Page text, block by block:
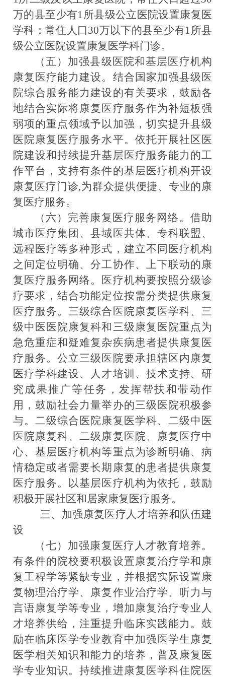
万的县至少有1所县级公立医院设置康复医
学科；常住人口30万以下的县至少有1所县
级公立医院设置康复医学科门诊。
（五）加强县级医院和基层医疗机构
康复医疗能力建设。 结合国家加强县级医
院综合服务能力建设的有关要求，鼓励各
地结合实际将康复医疗服务作为补短板强
弱项的重点领域予以加强，切实提升县级
医院康复医疗服务水平。依托开展社区医
院建设和持续提升基层医疗服务能力的工
作平台，支持有条件的基层医疗机构开设
康复医疗门诊,为群众提供便捷、专业的康
复医疗服务。
（六）完善康复医疗服务网络。 借助
城市医疗集团、县域医共体、专科联盟、
远程医疗等多种形式，建立不同医疗机构
之间定位明确、分工协作、上下联动的康
复医疗服务网络。医疗机构要按照分级诊
疗要求，结合功能定位按需分类提供康复
医疗服务。三级综合医院康复医学科、三
级中医医院康复科和三级康复医院重点为
急危重症和疑难复杂疾病患者提供康复医
疗服务。公立三级医院要承担辖区内康复
医疗学科建设、人才培训、技术支持、研
究成果推广等任务，发挥帮扶和带动作
用，鼓励社会力量举办的三级医院积极参
与。二级综合医院康复医学科、二级中医
医院康复科、二级康复医院、康复医疗中
心、基层医疗机构等重点为诊断明确、病
情稳定或者需要长期康复的患者提供康复
医疗服务。以基层医疗机构为依托，鼓励
积极开展社区和居家康复医疗服务。
三、加强康复医疗人才培养和队伍建
设
（七）加强康复医疗人才教育培养。
有条件的院校要积极设置康复治疗学和康
复工程学等紧缺专业，并根据实际设置康
复物理治疗学、康复作业治疗学、听力与
言语康复学等专业，增加康复治疗专业人
才培养供给，注重提升临床实践能力。鼓
励在临床医学专业教育中加强医学生康复
医学相关知识和能力的培养，普及康复医
学专业知识。持续推进康复医学科住院医